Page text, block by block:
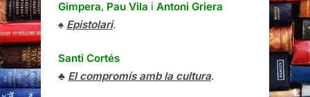
Gimpera, Pau Vila i Antoni Griera
♠ Epistolari.
Santi Cortés
♣ El compromís amb la cultura.